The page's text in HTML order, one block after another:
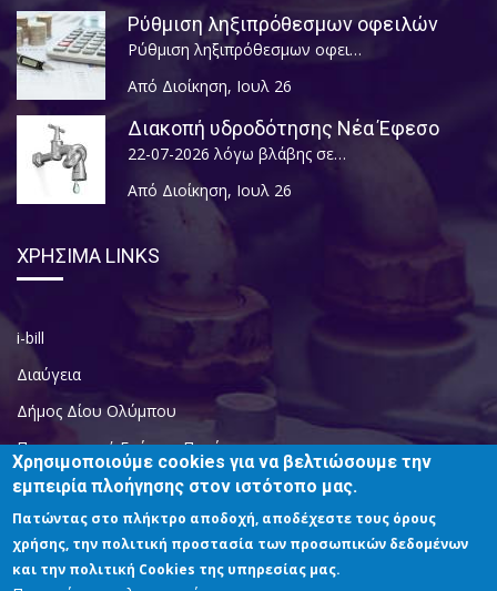
Ρύθμιση ληξιπρόθεσμων οφειλών
Ρύθμιση ληξιπρόθεσμων οφει…
Από Διοίκηση, Ιουλ 26
Διακοπή υδροδότησης Νέα Έφεσο
22-07-2026 λόγω βλάβης σε…
Από Διοίκηση, Ιουλ 26
ΧΡΗΣΙΜΑ LINKS
i-bill
Διαύγεια
Δήμος Δίου Ολύμπου
Περιφερειακή Ενότητα Πιερίας
Χρησιμοποιούμε cookies για να βελτιώσουμε την
εμπειρία πλοήγησης στον ιστότοπο μας.
Πατώντας στο πλήκτρο αποδοχή, αποδέχεστε τους όρους
χρήσης, την πολιτική προστασία των προσωπικών δεδομένων
και την πολιτική Cookies της υπηρεσίας μας.